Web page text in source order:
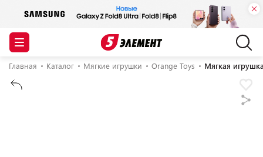
Главная Каталог Мягкие игрушки Orange Toys Мягкая